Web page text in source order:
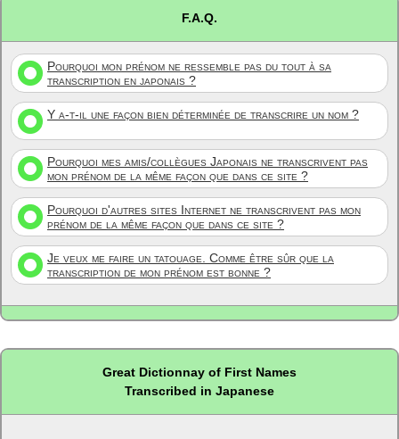
F.A.Q.
Pourquoi mon prénom ne ressemble pas du tout à sa
transcription en japonais ?
Y a-t-il une façon bien déterminée de transcrire un nom ?
Pourquoi mes amis/collègues Japonais ne transcrivent pas
mon prénom de la même façon que dans ce site ?
Pourquoi d'autres sites Internet ne transcrivent pas mon
prénom de la même façon que dans ce site ?
Je veux me faire un tatouage. Comme être sûr que la
transcription de mon prénom est bonne ?
Great Dictionnay of First Names
Transcribed in Japanese